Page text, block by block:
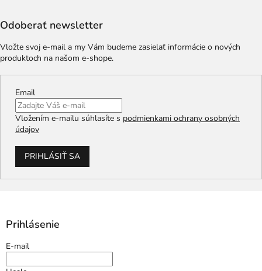
Odoberať newsletter
Vložte svoj e-mail a my Vám budeme zasielať informácie o nových
produktoch na našom e-shope.
Email
Vložením e-mailu súhlasíte s podmienkami ochrany osobných
údajov
PRIHLÁSIŤ SA
Prihlásenie
E-mail